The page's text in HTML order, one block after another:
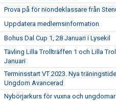
Prova på för niondeklassare från
Uppdatera medlemsinformation
Bohus Dal Cup 1, 28 Januari i Lysekil
Tävling Lilla Trollträffen 1 och Lilla
Januari
Terminsstart VT 2023. Nya
Ungdom Avancerad
Nybörjarkurs för vuxna och ungdomar